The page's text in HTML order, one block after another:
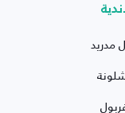
مدريد